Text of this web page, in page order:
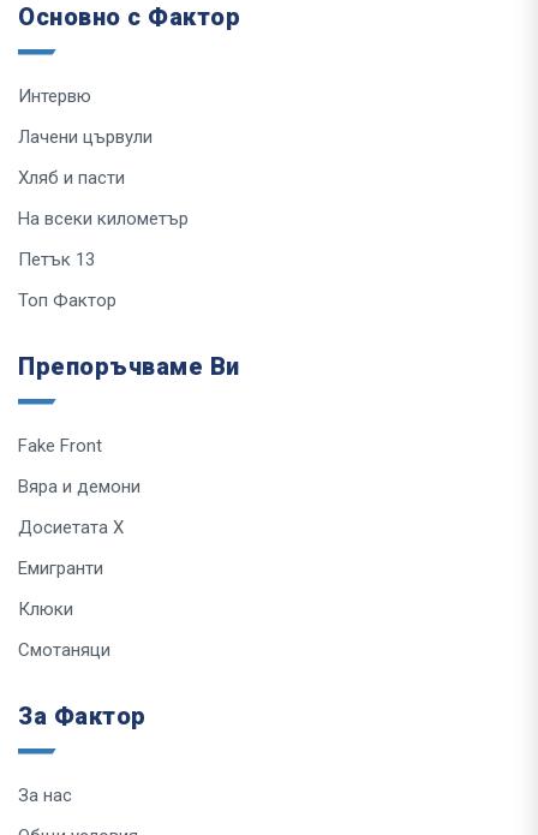
Основно с Фактор
Интервю
Лачени цървули
Хляб и пасти
На всеки километър
Петък 13
Топ Фактор
Препоръчваме Ви
Fake Front
Вяра и демони
Досиетата Х
Емигранти
Клюки
Смотаняци
За Фактор
За нас